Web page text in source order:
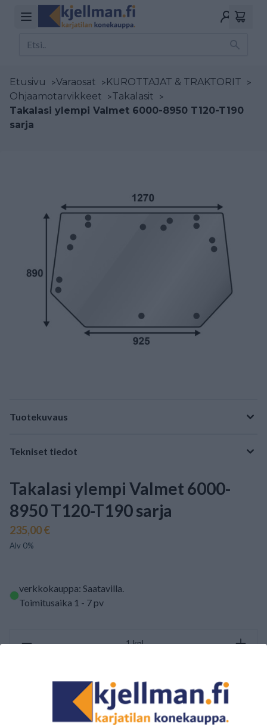
Etusivu >Varaosat >KUROTTAJAT & TRAKTORIT >
Ohjaamotarvikkeet >Takalasit >
Takalasi ylempi Valmet 6000-8950 T120-T190
sarja
Tuotekuvaus
Tekniset tiedot
Takalasi ylempi Valmet 6000-
8950 T120-T190 sarja
235,00 €
Alv 0%
verkkokauppa: Saatavilla.
Toimitusaika 1 - 7 pv
kpl
LISÄÄ OSTOSKORIIN